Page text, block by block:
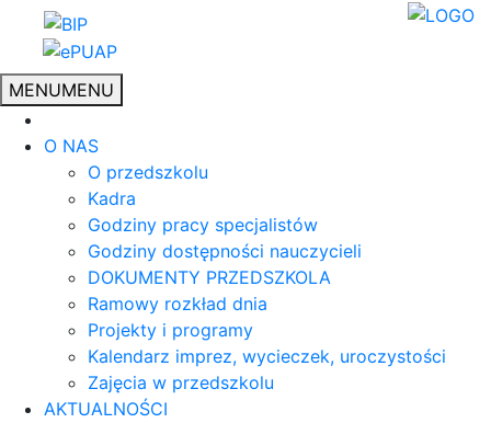
MENUMENU
O NAS
O przedszkolu
Kadra
Godziny pracy specjalistów
Godziny dostępności nauczycieli
DOKUMENTY PRZEDSZKOLA
Ramowy rozkład dnia
Projekty i programy
Kalendarz imprez, wycieczek, uroczystości
Zajęcia w przedszkolu
AKTUALNOŚCI